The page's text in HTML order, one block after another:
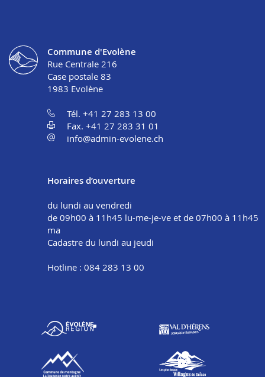
Commune d'Evolène
Rue Centrale 216
Case postale 83
1983 Evolène
Tél. +41 27 283 13 00
Fax. +41 27 283 31 01
info@admin-evolene.ch
Horaires d’ouverture
du lundi au vendredi
de 09h00 à 11h45 lu-me-je-ve et de 07h00 à 11h45
ma
Cadastre du lundi au jeudi
Hotline : 084 283 13 00